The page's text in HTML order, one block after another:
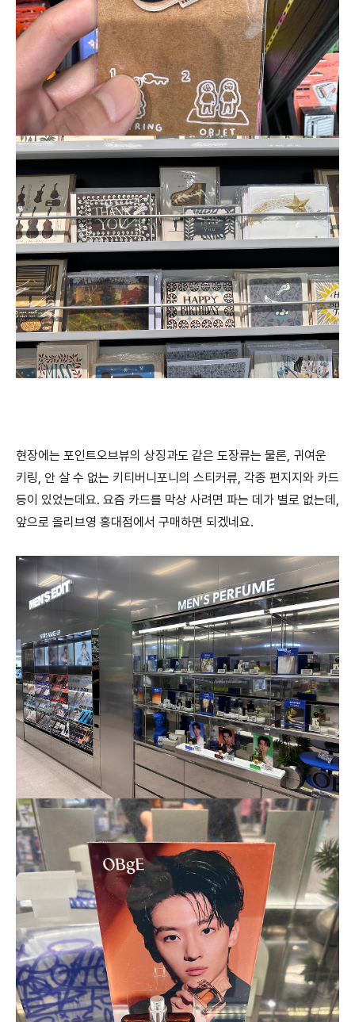
현장에는 포인트오브뷰의 상징과도 같은 도장류는 물론, 귀여운
키링, 안 살 수 없는 키티버니포니의 스티커류, 각종 편지지와 카드
등이 있었는데요. 요즘 카드를 막상 사려면 파는 데가 별로 없는데,
앞으로 올리브영 홍대점에서 구매하면 되겠네요.